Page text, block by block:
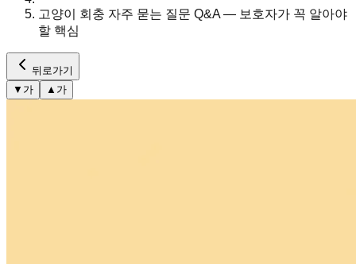
고양이 회충 자주 묻는 질문 Q&A — 보호자가 꼭 알아야
할 핵심
뒤로가기
▼ 가 ▲ 가